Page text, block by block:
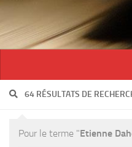
64 RÉSULTATS DE
Pour le terme "Etienne